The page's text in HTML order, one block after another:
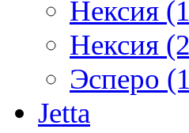
Нексия
Нексия
Эсперо
Jetta